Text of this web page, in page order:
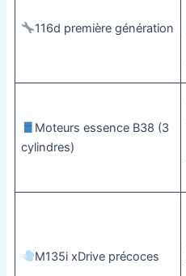
116d première génération
Moteurs essence B38 (3
cylindres)
M135i xDrive précoces